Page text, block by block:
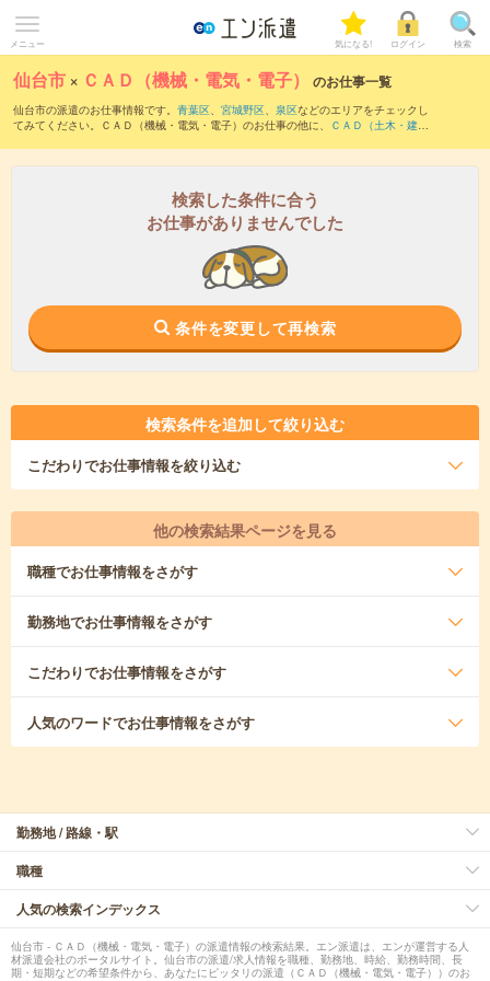
メニュー 気になる! ログイン 検索
仙台市 × ＣＡＤ（機械・電気・電子） のお仕事一覧
仙台市の派遣のお仕事情報です。 青葉区、 宮城野区、 泉区などのエリアをチェックし
てみてください。ＣＡＤ（機械・電気・電子）のお仕事の他に、
ＣＡＤ（土木・建
だけます。職種辞典：ＣＡＤ（機械・電気・電子）のお仕事とは？とは？
検索した条件に合う
お仕事がありませんでした
条件を変更して再検索
検索条件を追加して絞り込む
こだわりでお仕事情報を絞り込む
他の検索結果ページを見る
職種でお仕事情報をさがす
勤務地でお仕事情報をさがす
こだわりでお仕事情報をさがす
人気のワードでお仕事情報をさがす
勤務地 / 路線・駅
職種
人気の検索インデックス
仙台市 - ＣＡＤ（機械・電気・電子）の派遣情報の検索結果。エン派遣は、エンが運営する人
材派遣会社のポータルサイト。仙台市の派遣/求人情報を職種、勤務地、時給、勤務時間、長
期・短期などの希望条件から、あなたにピッタリの派遣（ＣＡＤ（機械・電気・電子））のお